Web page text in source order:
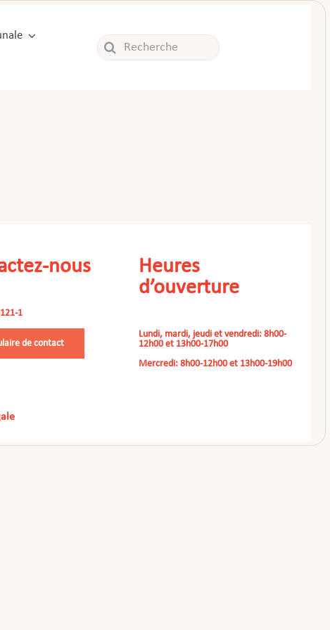
Rechercher:
nous
1
de contact
Heures
d’ouverture
Lundi, mardi, jeudi et vendredi: 8h00-
12h00 et 13h00-17h00
Mercredi: 8h00-12h00 et 13h00-19h00